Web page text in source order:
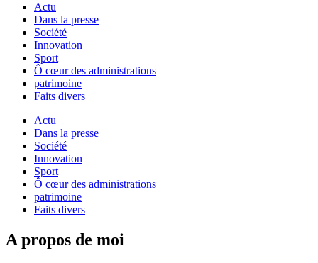
Actu
Dans la presse
Société
Innovation
Sport
Ô cœur des administrations
patrimoine
Faits divers
Actu
Dans la presse
Société
Innovation
Sport
Ô cœur des administrations
patrimoine
Faits divers
A propos de moi